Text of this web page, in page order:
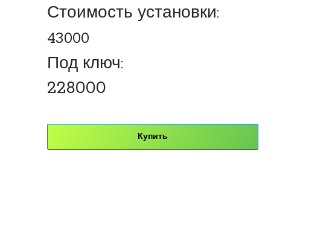
Стоимость установки:
43000
Под ключ:
228000
Купить